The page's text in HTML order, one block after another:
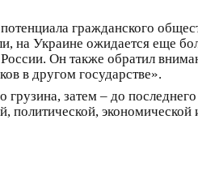
гражданского
на Украине ожидается еще
Он также обратил
в другом государстве».
затем – до
политической,